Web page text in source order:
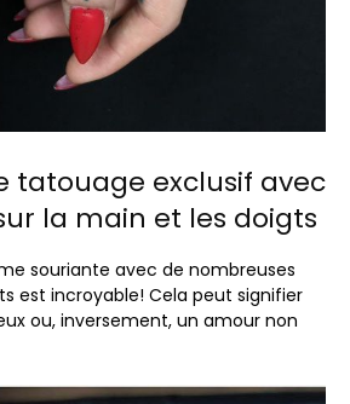
tatouage exclusif avec
la main et les doigts
souriante avec de nombreuses
est incroyable! Cela peut signifier
ou, inversement, un amour non